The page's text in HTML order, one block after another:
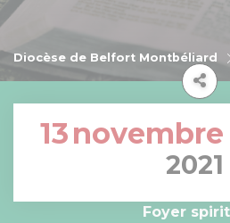
Diocèse de Belfort Montbéliard
13novembre
2021
Foyer